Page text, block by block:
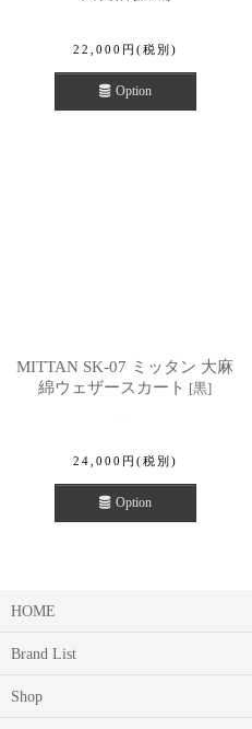
22,000 円 (税別)
Option
MITTAN SK-07 ミッタン 大麻
綿ウェザースカート [黒]
24,000 円 (税別)
Option
HOME
Brand List
Shop